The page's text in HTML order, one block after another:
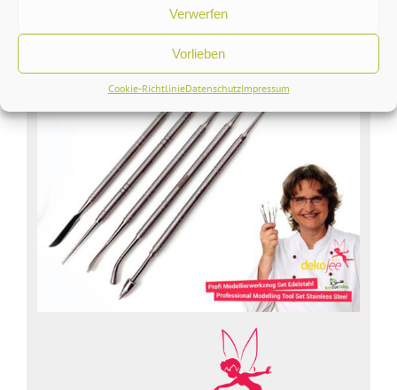
Verwerfen
Vorlieben
Cookie-RichtlinieDatenschutzImpressum
Meine eigenen Tools mit dekofee